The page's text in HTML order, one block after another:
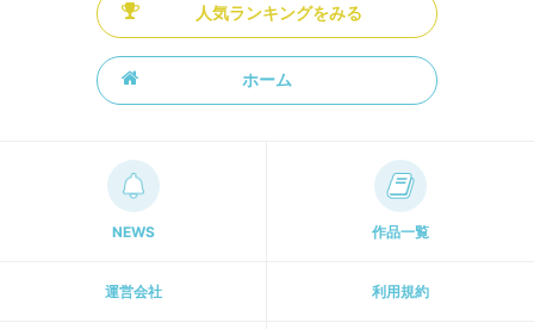
人気ランキングをみる
ホーム
NEWS 作品一覧
運営会社 利用規約